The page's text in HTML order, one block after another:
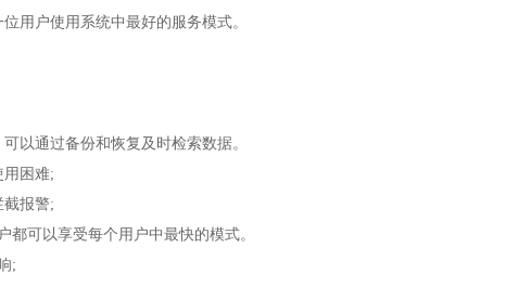
用户使用系统中最好的服务模式。
以通过备份和恢复及时检索数据。
用困难;
截报警;
都可以享受每个用户中最快的模式。
;